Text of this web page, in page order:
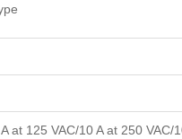
at 125 VAC/10 A at 250